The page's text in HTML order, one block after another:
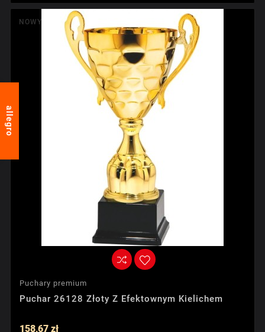
NOWY
Puchary premium
Puchar 26128 Złoty Z Efektownym Kielichem
158,67 zł
allegro